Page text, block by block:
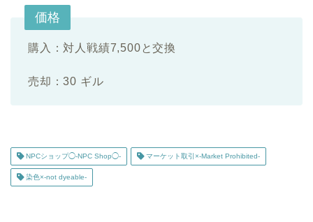
価格
購入：対人戦績7,500と交換
売却：30 ギル
NPCショップ◯-NPC Shop◯- マーケット取引×-Market Prohibited-
染色×-not dyeable-